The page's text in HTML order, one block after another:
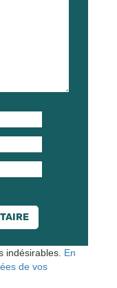
indésirables. En
de vos